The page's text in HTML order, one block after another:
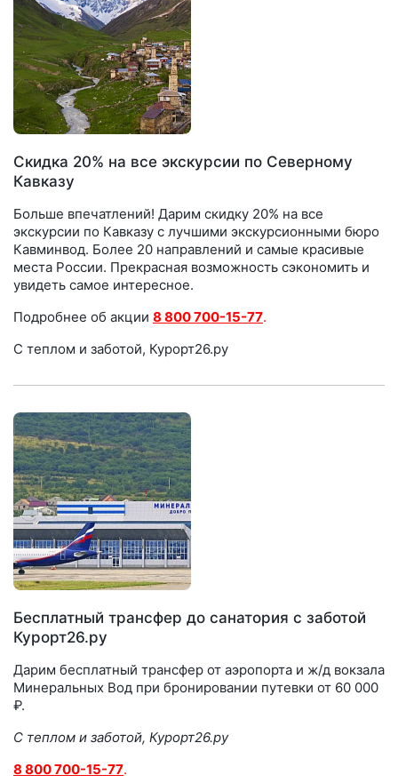
Скидка 20% на все экскурсии по Северному
Кавказу
Больше впечатлений! Дарим скидку 20% на все
экскурсии по Кавказу с лучшими экскурсионными бюро
Кавминвод. Более 20 направлений и самые красивые
места России. Прекрасная возможность сэкономить и
увидеть самое интересное.
Подробнее об акции 8 800 700-15-77.
С теплом и заботой, Курорт26.ру
Бесплатный трансфер до санатория с заботой
Курорт26.ру
Дарим бесплатный трансфер от аэропорта и ж/д вокзала
Минеральных Вод при бронировании путевки от 60 000
₽.
С теплом и заботой, Курорт26.ру
8 800 700-15-77.